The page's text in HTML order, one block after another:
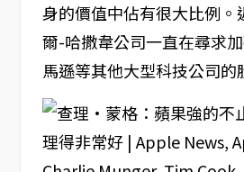
身的價值中佔有很大比例。
爾-哈撒韋公司一直在尋求
馬遜等其他大型科技公司的